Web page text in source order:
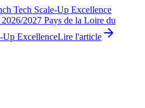
Tech Scale-Up Excellence
2027 Pays de la Loire du
Up ExcellenceLire l'article